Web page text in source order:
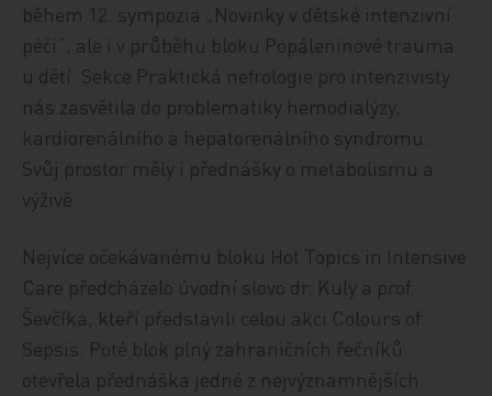
během 12. sympozia „Novinky v dětské intenzivní
péči“, ale i v průběhu bloku Popáleninové trauma
u dětí. Sekce Praktická nefrologie pro intenzivisty
nás zasvětila do problematiky hemodialýzy,
kardiorenálního a hepatorenálního syndromu.
Svůj prostor měly i přednášky o metabolismu a
výživě.
Nejvíce očekávanému bloku Hot Topics in Intensive
Care předcházelo úvodní slovo dr. Kuly a prof.
Ševčíka, kteří představili celou akci Colours of
Sepsis. Poté blok plný zahraničních řečníků
otevřela přednáška jedné z nejvýznamnějších